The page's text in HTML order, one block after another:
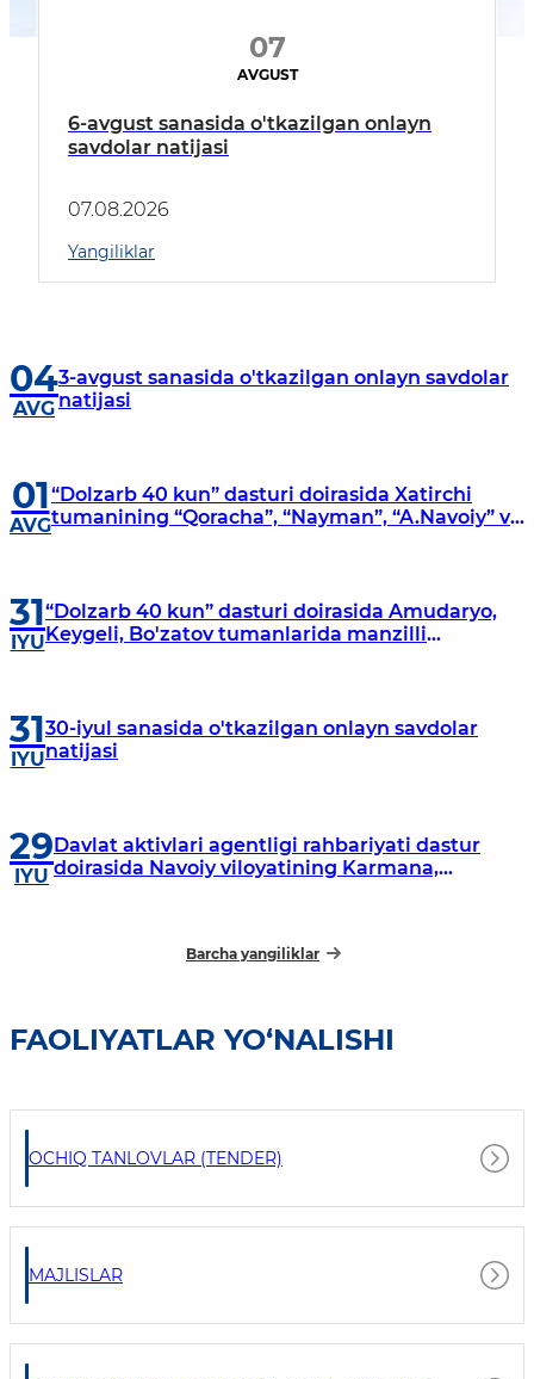
07
AVGUST
6-avgust sanasida o'tkazilgan onlayn
savdolar natijasi
07.08.2026
Yangiliklar
04
AVG
3-avgust sanasida o'tkazilgan onlayn savdolar
natijasi
01
AVG
“Dolzarb 40 kun” dasturi doirasida Xatirchi
tumanining “Qoracha”, “Nayman”, “A.Navoiy” va
31
IYU
“Dolzarb 40 kun” dasturi doirasida Amudaryo,
Keygeli, Bo'zatov tumanlarida manzilli
31
IYU
30-iyul sanasida o'tkazilgan onlayn savdolar
natijasi
29
IYU
Davlat aktivlari agentligi rahbariyati dastur
doirasida Navoiy viloyatining Karmana,
Barcha yangiliklar
FAOLIYATLAR YO‘NALISHI
OCHIQ TANLOVLAR (TENDER)
MAJLISLAR